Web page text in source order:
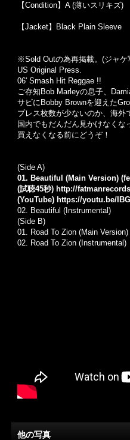
【Condition】A (薄いスリキズ)
【Jacket】Black Plain Sleeve
※Sold Outの為再掲載。(ジャ
US Original Press.
06' Smash Hit Reggae !!
ご存知Bob Marleyの息子、
サビにBobby Brownを迎えた
プレス枚数が少ないのか、海外
国内でもだんだん見かけなく
買えなくなる前にどうぞ！
(Side A)
01. Beautiful (Main Version)
(試聴45秒) http://
(YouTube) https://youtu.be/
02. Beautiful (Instrumental)
(Side B)
01. Road To Zion (Main
02. Road To Zion (Instrumental)
他の写真